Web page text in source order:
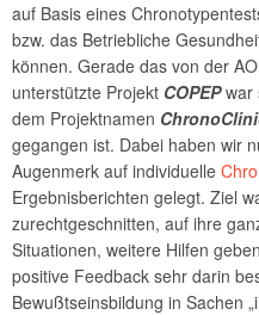
auf Basis eines
bzw. das Betriebliche
können. Gerade das von der
unterstützte Projekt COPEPwar
dem Projektnamen
gegangen ist. Dabei haben wir
Augenmerk auf individuelle
Ergebnisberichten gelegt. Ziel
zurechtgeschnitten, auf ihre
Situationen, weitere Hilfen
positive Feedback sehr darin
Bewußtseinsbildung in Sachen